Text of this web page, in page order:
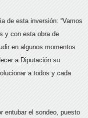
de esta inversión: “Vamos
y con esta obra de
en algunos momentos
a Diputación su
a todos y cada
entubar el sondeo, puesto